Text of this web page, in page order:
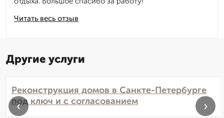
Читать весь отзыв
Другие услуги
Реконструкция домов в Санкте-Петербурге
под ключ и с согласованием
‹ ›